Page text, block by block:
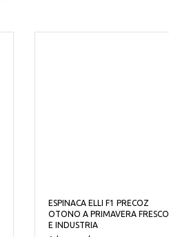
ESPINACA ELLI F1 PRECOZ
OTONO A PRIMAVERA FRESCO
E INDUSTRIA